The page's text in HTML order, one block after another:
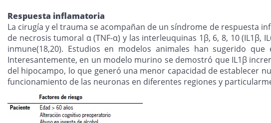
Respuesta inflamatoria
La cirugía y el trauma se acompañan de un síndrome de respuesta
de necrosis tumoral α (TNF-α) y las interleuquinas 1β, 6, 8, 10 (IL1β,
inmune(18,20). Estudios en modelos animales han sugerido
Interesantemente, en un modelo murino se demostró que IL1β
del hipocampo, lo que generó una menor capacidad de establecer
funcionamiento de las neuronas en diferentes regiones y